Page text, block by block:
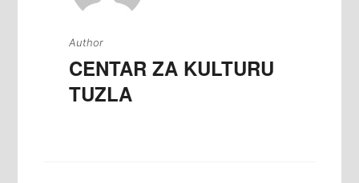
Author
CENTAR ZA KULTURU
TUZLA